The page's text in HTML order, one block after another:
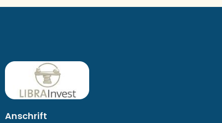
Anschrift